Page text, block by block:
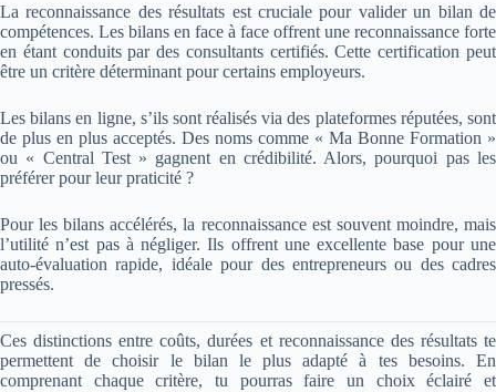
La reconnaissance des résultats est cruciale pour valider un bilan de
compétences. Les bilans en face à face offrent une reconnaissance forte
en étant conduits par des consultants certifiés. Cette certification peut
être un critère déterminant pour certains employeurs.
Les bilans en ligne, s’ils sont réalisés via des plateformes réputées, sont
de plus en plus acceptés. Des noms comme « Ma Bonne Formation »
ou « Central Test » gagnent en crédibilité. Alors, pourquoi pas les
préférer pour leur praticité ?
Pour les bilans accélérés, la reconnaissance est souvent moindre, mais
l’utilité n’est pas à négliger. Ils offrent une excellente base pour une
auto-évaluation rapide, idéale pour des entrepreneurs ou des cadres
pressés.
Ces distinctions entre coûts, durées et reconnaissance des résultats te
permettent de choisir le bilan le plus adapté à tes besoins. En
comprenant chaque critère, tu pourras faire un choix éclairé et